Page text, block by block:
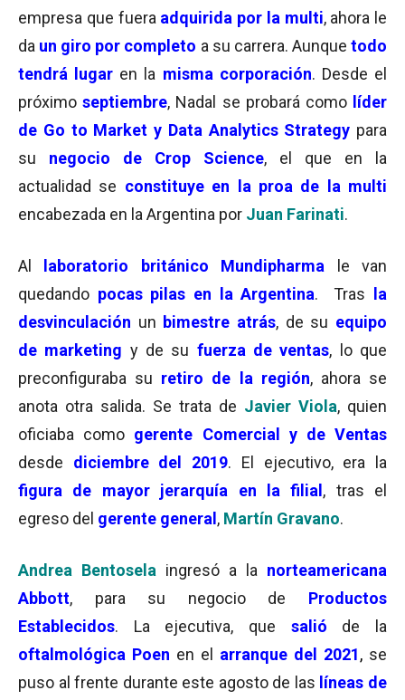
empresa que fuera adquirida por la multi, ahora le
da un giro por completo a su carrera. Aunquetodo
tendrá lugar en la misma corporación. Desde el
próximoseptiembre, Nadal se probará como líder
de Go to Market y Data Analytics Strategy para
su negocio de Crop Science, el que en la
actualidad se constituye en la proa de la multi
encabezada en la Argentina por Juan Farinati.
Al laboratorio británico Mundipharma
le van
quedando pocas pilas en la Argentina. Tras
la
desvinculación un bimestre atrás, de su equipo
de marketing y de su fuerza de ventas, lo que
preconfiguraba su retiro de la región, ahora se
anota otra salida. Se trata de Javier Viola, quien
oficiaba como gerente Comercial y de Ventas
desde diciembre del 2019. El ejecutivo, era la
figura de mayor jerarquía en la filial , tras el
egreso del gerente general , Martín Gravano.
Andrea Bentosela ingresó a la norteamericana
Abbott, para su negocio de Productos
Establecidos. La ejecutiva, que salió de la
oftalmológica Poen en el arranque del 2021, se
puso al frente durante este agosto de las líneas de